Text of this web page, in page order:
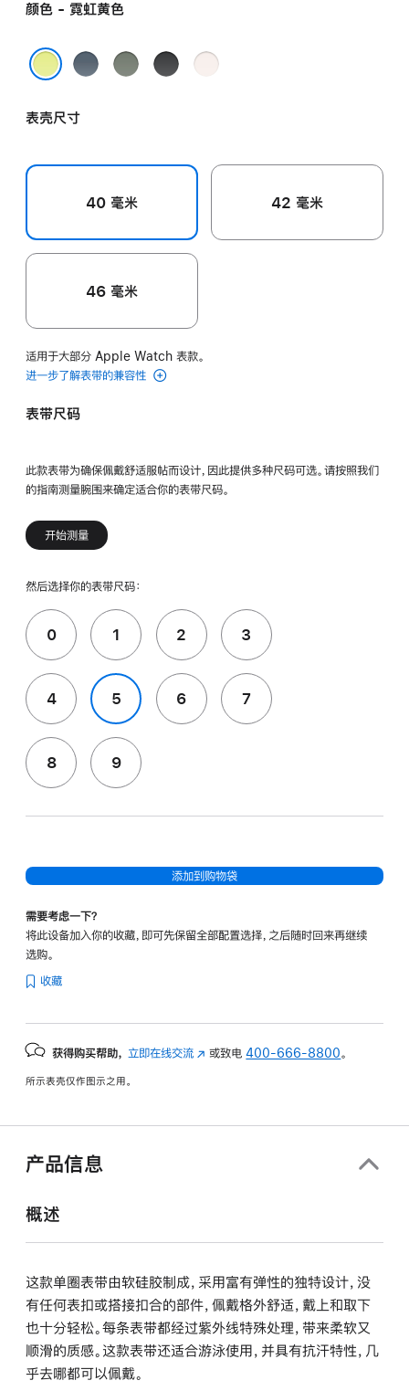
颜色 - 霓虹黄色
铁
蓝
灰
黑
淡
表壳尺寸
40 毫米 42 毫米
46 毫米
适用于大部分 Apple Watch 表款。
进一步了解表带的兼容性
表带尺码
此款表带为确保佩戴舒适服帖而设计，因此提供多种尺码可选。请按照我们
的指南测量腕围来确定适合你的表带尺码。
开始测量
然后选择你的表带尺码：
0 1 2 3
4 5 6 7
8 9
添加到购物袋
需要考虑一下？
将此设备加入你的收藏，即可先保留全部配置选择，之后随时回来再继续
选购。
收藏
获得购买帮助， 立即在线交流 (在
中
或致电400-666-8800 。
所示表壳仅作图示之用。
产品信息
概述
这款单圈表带由软硅胶制成，采用富有弹性的独特设计，没
有任何表扣或搭接扣合的部件，佩戴格外舒适，戴上和取下
也十分轻松。每条表带都经过紫外线特殊处理，带来柔软又
顺滑的质感。这款表带还适合游泳使用，并具有抗汗特性，几
乎去哪都可以佩戴。